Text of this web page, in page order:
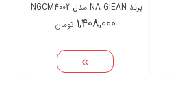
برند NA GIEAN مدل NGCM4002
1,408,000 تومان